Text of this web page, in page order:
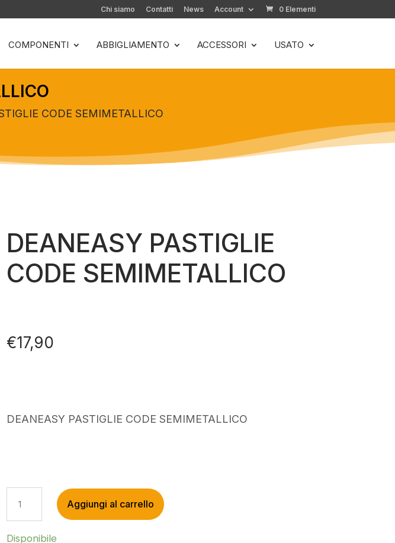
Chi siamo Contatti News Account 0 Elementi
COMPONENTI ABBIGLIAMENTO ACCESSORI USATO
CODE SEMIMETALLICO
DEANEASY PASTIGLIE
CODE SEMIMETALLICO
€17,90
DEANEASY PASTIGLIE CODE SEMIMETALLICO
PASTIGLIE
CODE
Aggiungi al carrello
Disponibile